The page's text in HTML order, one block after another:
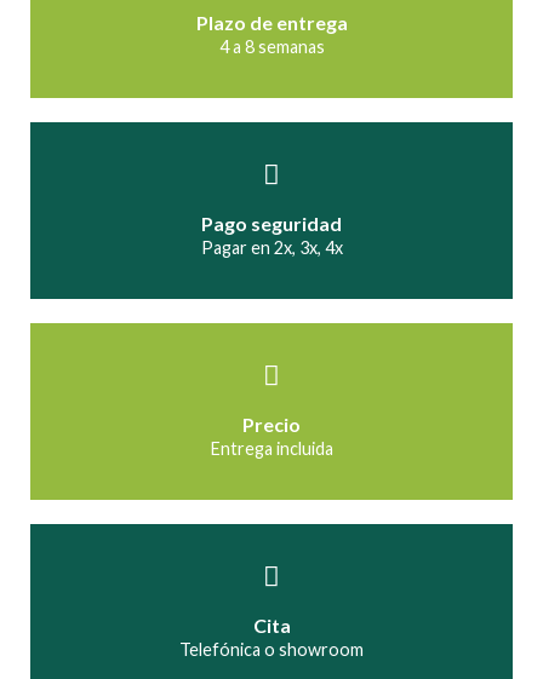
Plazo de entrega
4 a 8 semanas
Pago seguridad
Pagar en 2x, 3x, 4x
Precio
Entrega incluida
Cita
Telefónica o showroom